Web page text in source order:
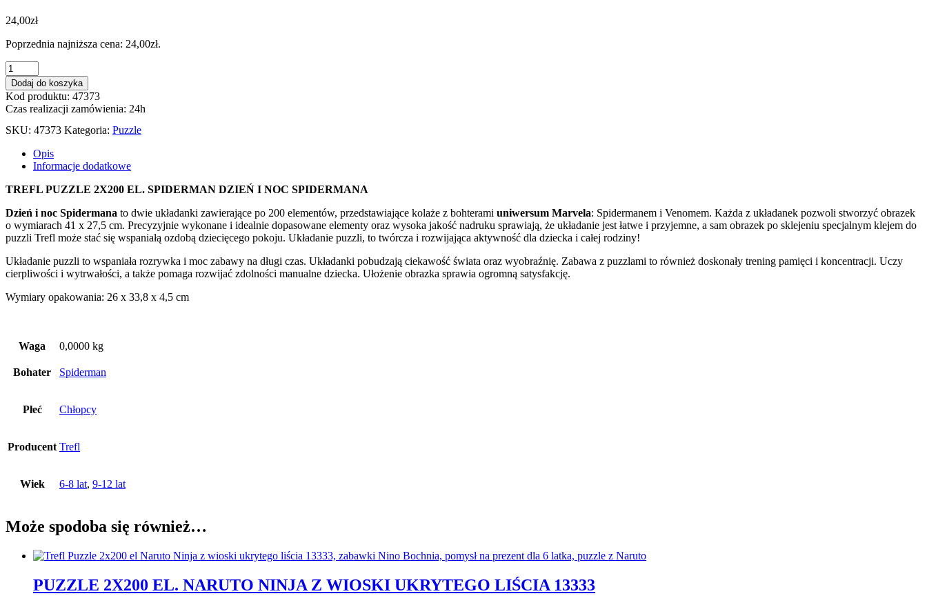
24,00zł
Poprzednia najniższa cena: 24,00zł.
ilość
PUZZLE
2X200
EL.
SPIDERMAN
DZIEŃ
NOC
SPIDERMANA
Dodaj do koszyka
Kod produktu: 47373
Czas realizacji zamówienia: 24h
SKU: 47373 Kategoria: Puzzle
Opis
Informacje dodatkowe
TREFL PUZZLE 2X200 EL. SPIDERMAN DZIEŃ I NOC SPIDERMANA
Dzień i noc Spidermana to dwie układanki zawierające po 200 elementów, przedstawiające kolaże z bohterami uniwersum Marvela: Spidermanem i Venomem. Każda z układanek pozwoli stworzyć obrazek
o wymiarach 41 x 27,5 cm. Precyzyjnie wykonane i idealnie dopasowane elementy oraz wysoka jakość nadruku sprawiają, że układanie jest łatwe i przyjemne, a sam obrazek po sklejeniu specjalnym klejem do
puzzli Trefl może stać się wspaniałą ozdobą dziecięcego pokoju. Układanie puzzli, to twórcza i rozwijająca aktywność dla dziecka i całej rodziny!
Układanie puzzli to wspaniała rozrywka i moc zabawy na długi czas. Układanki pobudzają ciekawość świata oraz wyobraźnię. Zabawa z puzzlami to również doskonały trening pamięci i koncentracji. Uczy
cierpliwości i wytrwałości, a także pomaga rozwijać zdolności manualne dziecka. Ułożenie obrazka sprawia ogromną satysfakcję.
Wymiary opakowania: 26 x 33,8 x 4,5 cm
Waga 0,0000 kg
Bohater Spiderman
Płeć Chłopcy
Producent Trefl
Wiek 6-8 lat, 9-12 lat
Może spodoba się również…
PUZZLE 2X200 EL. NARUTO NINJA Z WIOSKI UKRYTEGO LIŚCIA 13333